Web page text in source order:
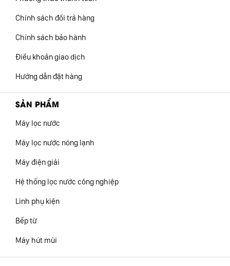
Chính sách đổi trả hàng
Chính sách bảo hành
Điều khoản giao dịch
Hướng dẫn đặt hàng
SẢN PHẨM
Máy lọc nước
Máy lọc nước nóng lạnh
Máy điện giải
Hệ thống lọc nước công nghiệp
Linh phụ kiện
Bếp từ
Máy hút mùi